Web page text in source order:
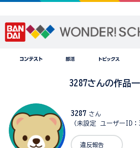
3287さんの作品
3287 さん
（未設定 ユーザーID：
違反報告